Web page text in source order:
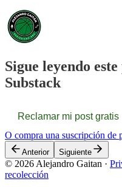
Sigue leyendo
Substack
Reclamar mi post gratis
O compra una suscripción de
Anterior Siguiente
© 2026 Alejandro Gaitan ·
recolección